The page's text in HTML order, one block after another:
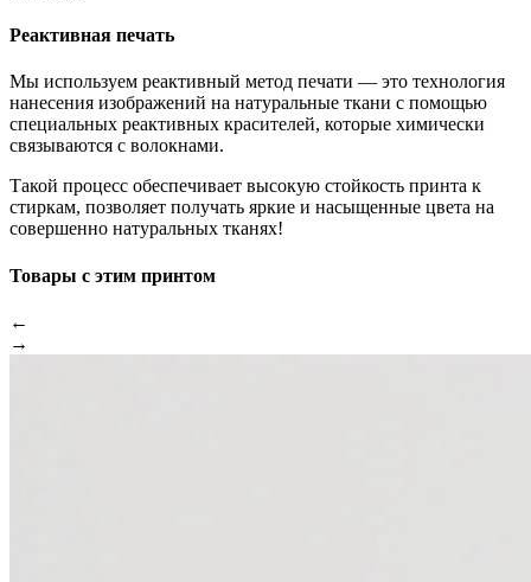
Реактивная печать
Мы используем реактивный метод печати — это технология
нанесения изображений на натуральные ткани с помощью
специальных реактивных красителей, которые химически
связываются с волокнами.
Такой процесс обеспечивает высокую стойкость принта к
стиркам, позволяет получать яркие и насыщенные цвета на
совершенно натуральных тканях!
Товары с этим принтом
←
→